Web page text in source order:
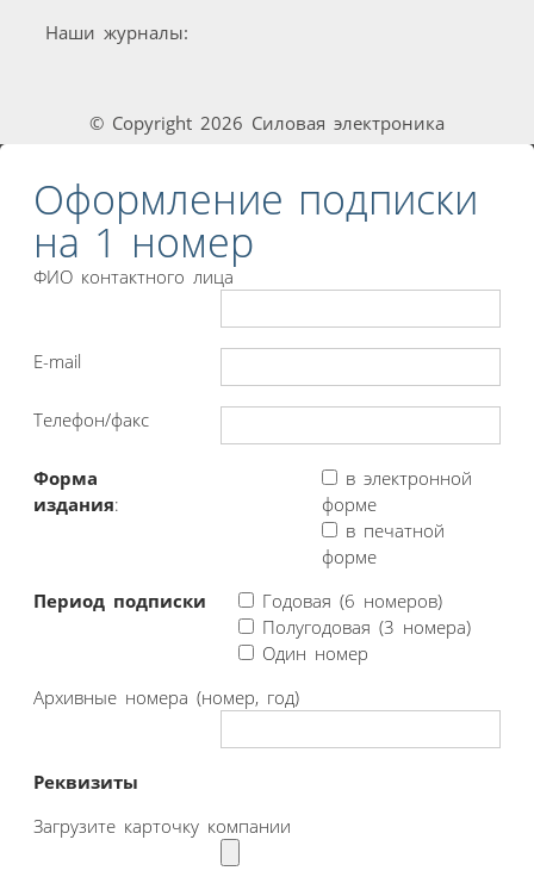
Наши журналы:
© Copyright 2026 Силовая электроника
Оформление подписки
на 1 номер
ФИО контактного лица
E-mail
Телефон/факс
Форма
издания:
в электронной
форме
в печатной
форме
Период подписки
Годовая (6 номеров)
Полугодовая (3 номера)
Один номер
Архивные номера (номер, год)
Реквизиты
Загрузите карточку компании